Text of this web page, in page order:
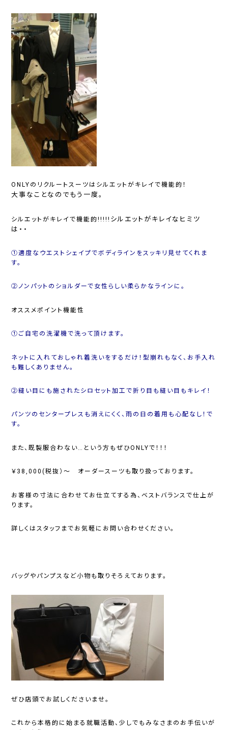
ONLYのリクルートスーツはシルエットがキレイで機能的！
大事なことなのでもう一度。
シルエットがキレイで機能的!!!!! シルエットがキレイなヒミツ
は・・
①適度なウエストシェイプでボディラインをスッキリ見せてくれま
す。
②ノンパットのショルダーで女性らしい柔らかなラインに。
オススメポイント機能性
①ご自宅の洗濯機で洗って頂けます。
ネットに入れておしゃれ着洗いをするだけ！型崩れもなく、お手入れ
も難しくありません。
②縫い目にも施されたシロセット加工で折り目も縫い目もキレイ！
パンツのセンタープレスも消えにくく、雨の日の着用も心配なし！で
す。
また、既製服合わない…という方もぜひONLYで！！！
￥38,000(税抜）～ オーダースーツも取り扱っております。
お客様の寸法に合わせてお仕立てする為、ベストバランスで仕上が
ります。
詳しくはスタッフまでお気軽にお問い合わせください。
バッグやパンプスなど小物も取りそろえております。
ぜひ店頭でお試しくださいませ。
これから本格的に始まる就職活動、少しでもみなさまのお手伝いが